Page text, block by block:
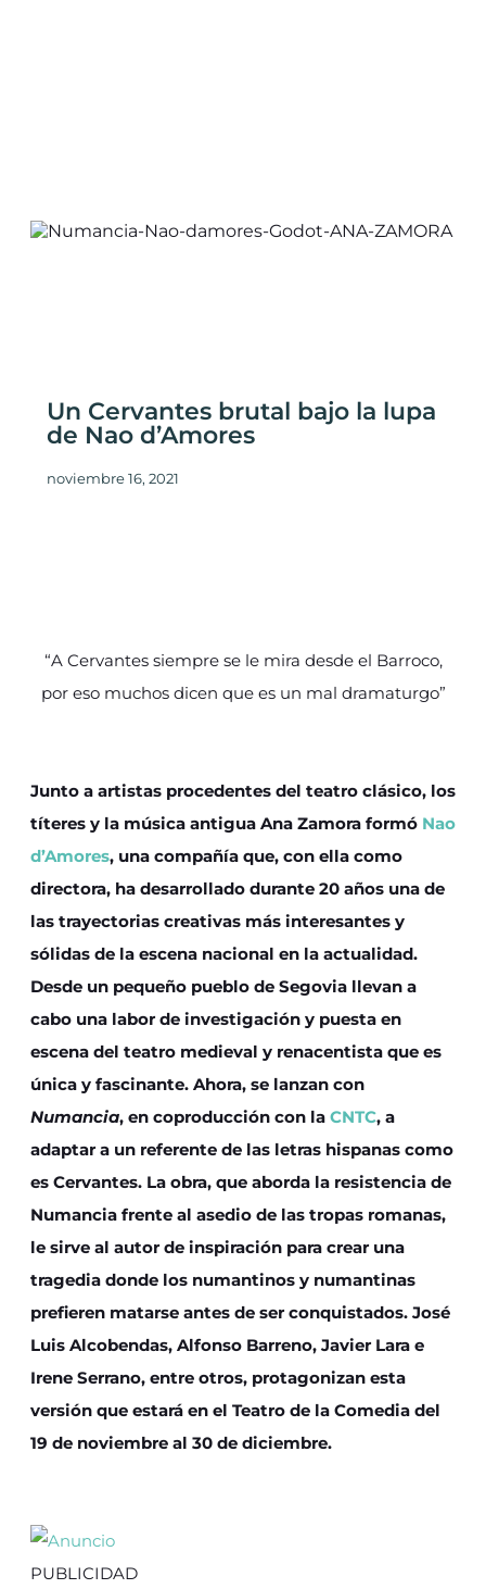
Un Cervantes brutal bajo la lupa
de Nao d’Amores
noviembre 16, 2021
“A Cervantes siempre se le mira desde el Barroco,
por eso muchos dicen que es un mal dramaturgo”
Junto a artistas procedentes del teatro clásico, los
títeres y la música antigua Ana Zamora formó Nao
d’Amores, una compañía que, con ella como
directora, ha desarrollado durante 20 años una de
las trayectorias creativas más interesantes y
sólidas de la escena nacional en la actualidad.
Desde un pequeño pueblo de Segovia llevan a
cabo una labor de investigación y puesta en
escena del teatro medieval y renacentista que es
única y fascinante. Ahora, se lanzan con
Numancia, en coproducción con la CNTC, a
adaptar a un referente de las letras hispanas como
es Cervantes. La obra, que aborda la resistencia de
Numancia frente al asedio de las tropas romanas,
le sirve al autor de inspiración para crear una
tragedia donde los numantinos y numantinas
prefieren matarse antes de ser conquistados. José
Luis Alcobendas, Alfonso Barreno, Javier Lara e
Irene Serrano, entre otros, protagonizan esta
versión que estará en el Teatro de la Comedia del
19 de noviembre al 30 de diciembre.
PUBLICIDAD